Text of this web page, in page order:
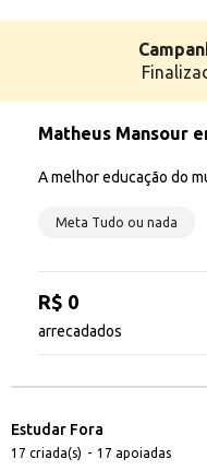
Matheus Mansour
A melhor educação do
Meta Tudo ou nada
R$ 0
arrecadados
Estudar Fora
17 criada(s) - 17 apoiadas